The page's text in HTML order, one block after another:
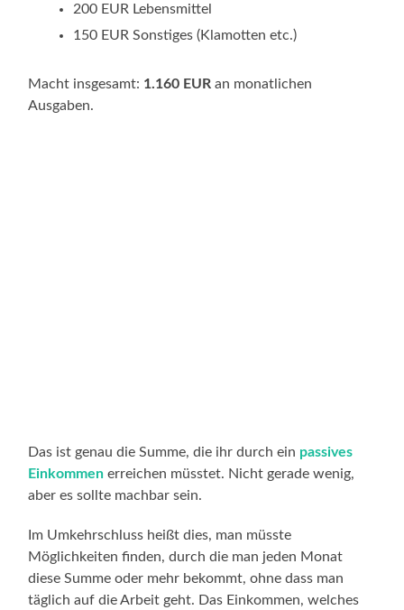
200 EUR Lebensmittel
150 EUR Sonstiges (Klamotten etc.)
Macht insgesamt: 1.160 EUR an monatlichen
Ausgaben.
Das ist genau die Summe, die ihr durch ein passives
Einkommen erreichen müsstet. Nicht gerade wenig,
aber es sollte machbar sein.
Im Umkehrschluss heißt dies, man müsste
Möglichkeiten finden, durch die man jeden Monat
diese Summe oder mehr bekommt, ohne dass man
täglich auf die Arbeit geht. Das Einkommen, welches